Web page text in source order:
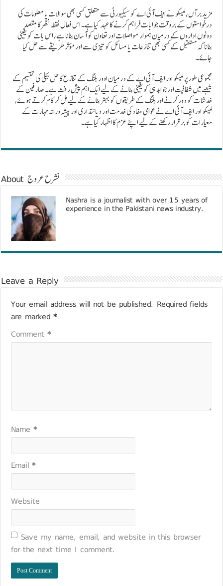
مزید برآں، لیسکو نے ایف آئی اے کو سیکیورٹی سے متعلق کسی بھی سوالات یا معلومات کی
درخواستوں کے بروقت جوابات فراہم کرنے کا عہد کیا ہے۔ اس فعال نقطہ نظر کا مقصد
دونوں اداروں کے درمیان ہموار مواصلات اور تعاون کو آسان بنانا ہے، اس بات کو یقینی
بنانا کہ مستقبل کے کسی بھی تنازعات یا مسائل کو تیزی سے اور مؤثر طریقے سے حل کیا
جائے۔
مجموعی طور پر لیسکو اور ایف آئی اے کے درمیان اوور بلنگ کے تنازع کا حل بجلی کی تقسیم کے
شعبے میں شفافیت اور جوابدہی کو یقینی بنانے کے لیے ایک اہم پیش رفت ہے۔ صارفین کے
خدشات کو دور کرنے اور بلنگ کے طریقوں کو بہتر بنانے کے لیے مل کر کام کرتے ہوئے،
لیسکو اور ایف آئی اے نے عوامی مفاد کی خدمت اور دیانتداری اور پیشہ ورانہ مہارت کے
معیارات کو برقرار رکھنے کے لیے اپنے عزم کا اظہار کیا ہے۔
About نشرح عروج
Nashra is a journalist with over 15 years of
experience in the Pakistani news industry.
Leave a Reply
Your email address will not be published. Required fields
are marked*
Comment*
Name*
Email*
Website
Save my name, email, and website in this browser
for the next time I comment.